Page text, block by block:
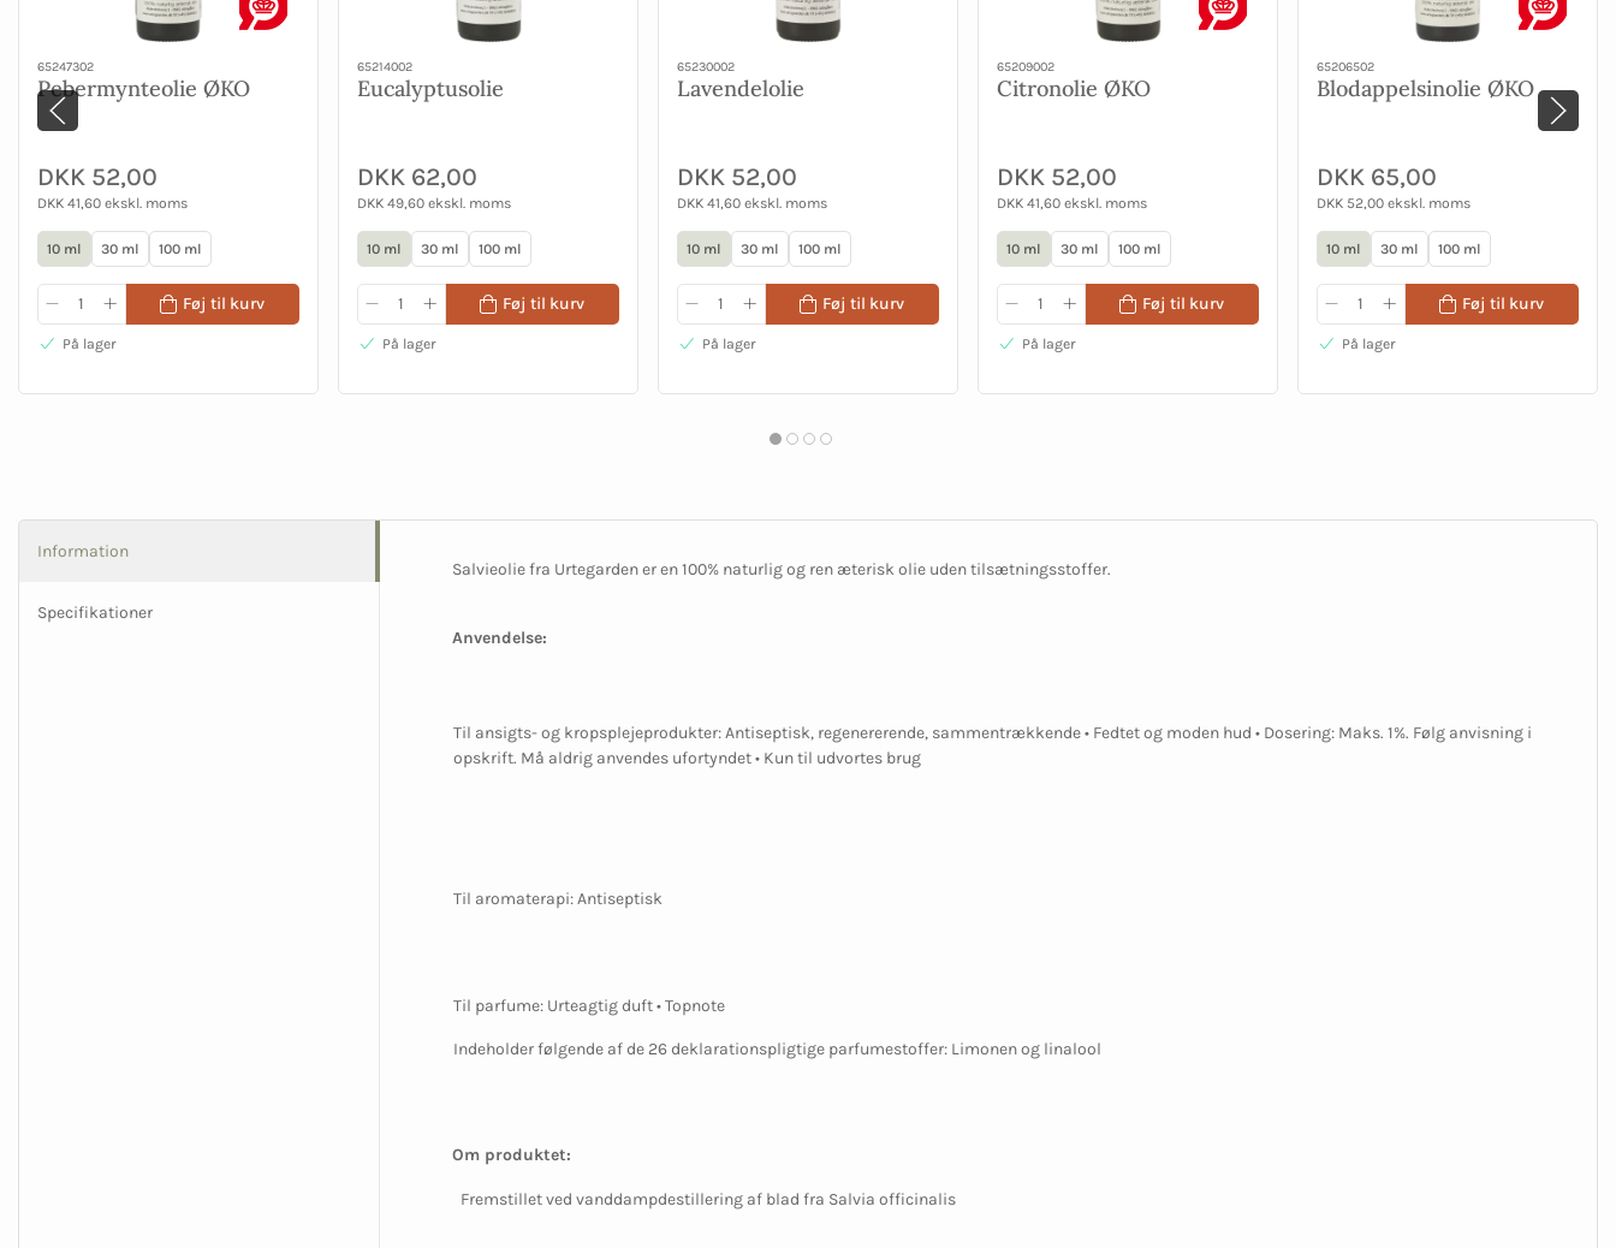
65247302
Pebermynteolie ØKO
DKK 52,00
DKK 41,60 ekskl. moms
10 ml 30 ml 100 ml
Føj til kurv
På lager
65214002
Eucalyptusolie
DKK 62,00
DKK 49,60 ekskl. moms
10 ml 30 ml 100 ml
Føj til kurv
På lager
65230002
Lavendelolie
DKK 52,00
DKK 41,60 ekskl. moms
10 ml 30 ml 100 ml
Føj til kurv
På lager
65209002
Citronolie ØKO
DKK 52,00
DKK 41,60 ekskl. moms
10 ml 30 ml 100 ml
Føj til kurv
På lager
65206502
Blodappelsinolie ØKO
DKK 65,00
DKK 52,00 ekskl. moms
10 ml 30 ml 100 ml
Føj til kurv
På lager
Information
Specifikationer
Salvieolie fra Urtegarden er en 100% naturlig og ren æterisk olie uden tilsætningsstoffer.
Anvendelse:
Til ansigts- og kropsplejeprodukter: Antiseptisk, regenererende, sammentrækkende • Fedtet og moden hud • Dosering: Maks. 1%. Følg anvisning i
opskrift. Må aldrig anvendes ufortyndet • Kun til udvortes brug
Til aromaterapi: Antiseptisk
Til parfume: Urteagtig duft • Topnote
Indeholder følgende af de 26 deklarationspligtige parfumestoffer: Limonen og linalool
Om produktet:
Fremstillet ved vanddampdestillering af blad fra Salvia officinalis